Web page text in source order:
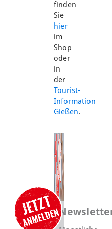
finden
Sie
hier
im
Shop
oder
in
der
Tourist-
Information
Gießen.